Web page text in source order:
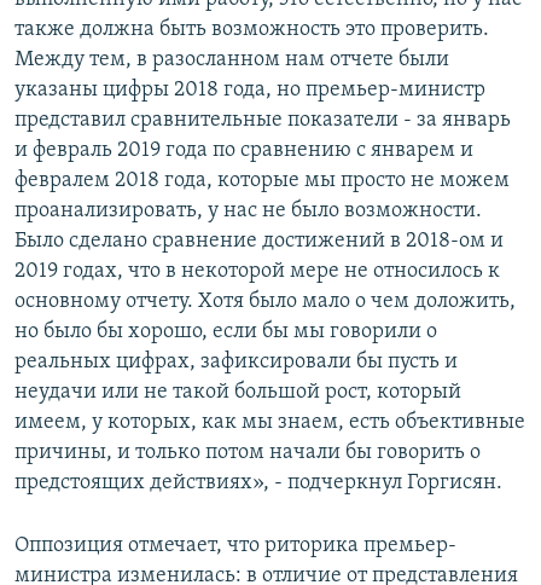
также должна быть возможность это проверить.
Между тем, в разосланном нам отчете были
указаны цифры 2018 года, но премьер-министр
представил сравнительные показатели - за январь
и февраль 2019 года по сравнению с январем и
февралем 2018 года, которые мы просто не можем
проанализировать, у нас не было возможности.
Было сделано сравнение достижений в 2018-ом и
2019 годах, что в некоторой мере не относилось к
основному отчету. Хотя было мало о чем доложить,
но было бы хорошо, если бы мы говорили о
реальных цифрах, зафиксировали бы пусть и
неудачи или не такой большой рост, который
имеем, у которых, как мы знаем, есть объективные
причины, и только потом начали бы говорить о
предстоящих действиях», - подчеркнул Горгисян.
Оппозиция отмечает, что риторика премьер-
министра изменилась: в отличие от представления